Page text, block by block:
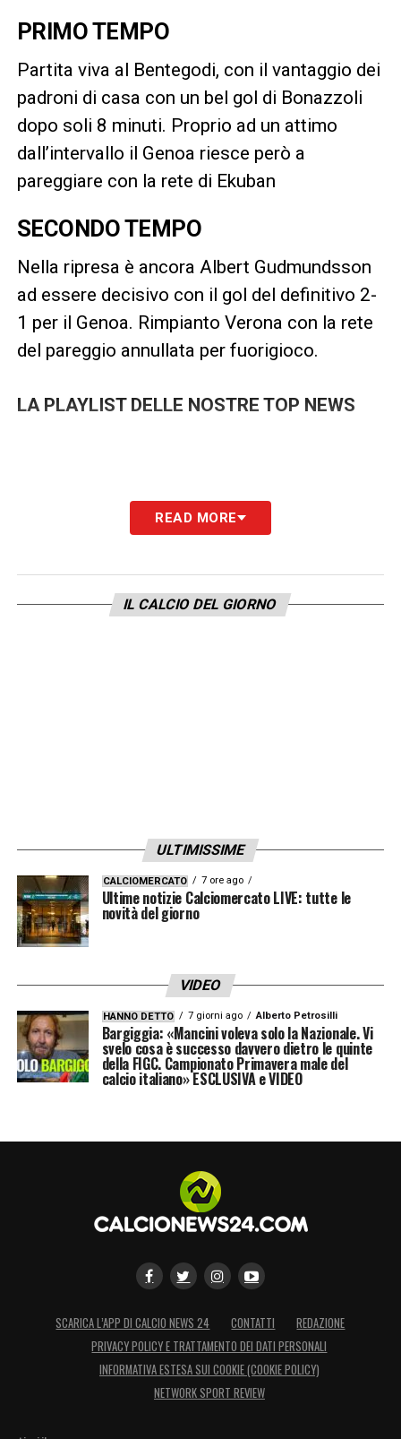
PRIMO TEMPO
Partita viva al Bentegodi, con il vantaggio dei
padroni di casa con un bel gol di Bonazzoli
dopo soli 8 minuti. Proprio ad un attimo
dall’intervallo il Genoa riesce però a
pareggiare con la rete di Ekuban
SECONDO TEMPO
Nella ripresa è ancora Albert Gudmundsson
ad essere decisivo con il gol del definitivo 2-
1 per il Genoa. Rimpianto Verona con la rete
del pareggio annullata per fuorigioco.
LA PLAYLIST DELLE NOSTRE TOP NEWS
READ MORE
IL CALCIO DEL GIORNO
ULTIMISSIME
CALCIOMERCATO 7 ore ago
Ultime notizie Calciomercato LIVE: tutte le
novità del giorno
VIDEO
HANNO DETTO 7 giorni ago Alberto Petrosilli
Bargiggia: «Mancini voleva solo la Nazionale. Vi
svelo cosa è successo davvero dietro le quinte
della FIGC. Campionato Primavera male del
calcio italiano» ESCLUSIVA e VIDEO
SCARICA L’APP DI CALCIO NEWS 24 CONTATTI
REDAZIONE
PRIVACY POLICY E TRATTAMENTO DEI DATI PERSONALI
INFORMATIVA ESTESA SUI COOKIE (COOKIE POLICY)
NETWORK SPORT REVIEW